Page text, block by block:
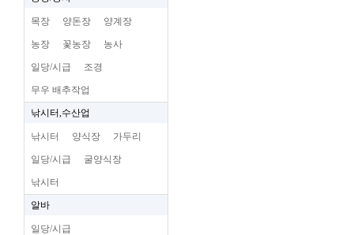
목장 양돈장 양계장
농장 꽃농장 농사
일당/시급 조경
무우 배추작업
낚시터,수산업
낚시터 양식장 가두리
일당/시급 굴양식장
낚시터
알바
일당/시급